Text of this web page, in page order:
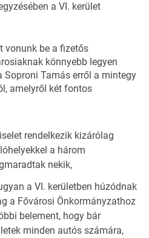
a VI. kerület
vonunk be a fizetős
könnyebb legyen
Soproni Tamás erről a mintegy
amelyről két fontos
rendelkezik kizárólag
a három
nekik,
a VI. kerületben húzódnak
a Fővárosi Önkormányzathoz
belement, hogy bár
minden autós számára,